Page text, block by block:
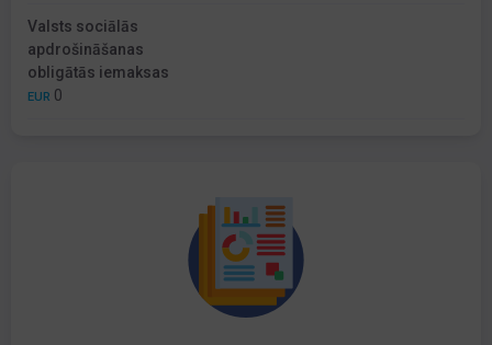
Valsts sociālās
apdrošināšanas
obligātās iemaksas
EUR 0